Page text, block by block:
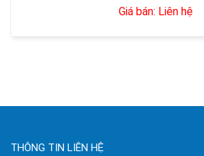
Giá bán: Liên hệ
THÔNG TIN LIÊN HỆ